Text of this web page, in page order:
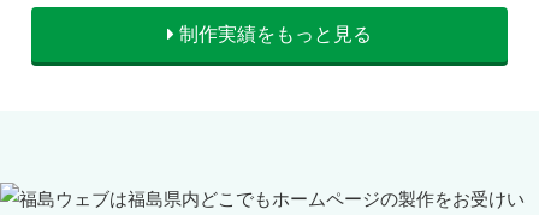
制作実績をもっと見る